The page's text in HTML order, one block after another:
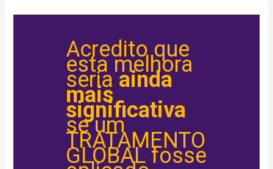
Acredito que
esta melhora
seriaainda
mais
significativa
se um
TRATAMENTO
GLOBAL fosse